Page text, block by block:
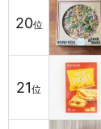
20位
21位